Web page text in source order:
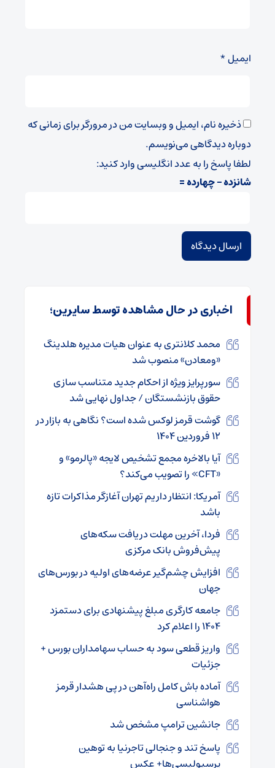
ایمیل*
ذخیره نام، ایمیل و وبسایت من در مرورگر برای زمانی که
دوباره دیدگاهی می‌نویسم.
لطفا پاسخ را به عدد انگلیسی وارد کنید:
شانزده − چهارده =
اخباری در حال مشاهده توسط سایرین؛
محمد کلانتری به عنوان هیات مدیره هلدینگ
«ومعادن» منصوب شد
سورپرایز ویژه از احکام جدید متناسب سازی
حقوق بازنشستگان / جداول نهایی شد
گوشت قرمز لوکس شده است؟ نگاهی به بازار در
۱۲ فروردین ۱۴۰۴
آیا بالاخره مجمع تشخیص لایجه «پالرمو» و
«CFT» را تصویب می‌کند؟
آمریکا: انتظار داریم تهران آغازگر مذاکرات تازه
باشد
فردا، آخرین مهلت دریافت سکه‌های
پیش‌فروش بانک مرکزی
افزایش چشم‌گیر عرضه‌های اولیه در بورس‌های
جهان
جامعه کارگری مبلغ پیشنهادی برای دستمزد
۱۴۰۴ را اعلام کرد
واریز قطعی سود به حساب سهامداران بورس +
جزئیات
آماده باش کامل راه‌آهن در پی هشدار قرمز
هواشناسی
جانشین ترامپ مشخص شد
پاسخ تند و جنجالی تاجرنیا به توهین
پرسپولیسی‌ها+ عکس